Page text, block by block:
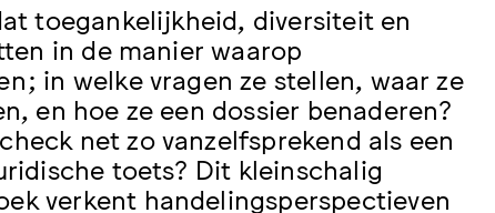
toegankelijkheid, diversiteit en
in de manier waarop
in welke vragen ze stellen, waar ze
en hoe ze een dossier benaderen?
net zo vanzelfsprekend als een
toets? Dit kleinschalig
verkent handelingsperspectieven